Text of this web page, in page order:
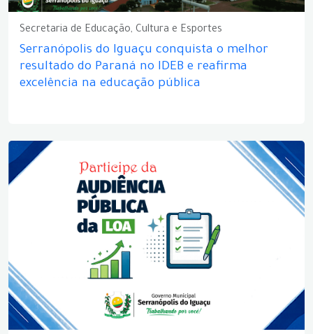
Secretaria de Educação, Cultura e Esportes
Serranópolis do Iguaçu conquista o melhor
resultado do Paraná no IDEB e reafirma
excelência na educação pública